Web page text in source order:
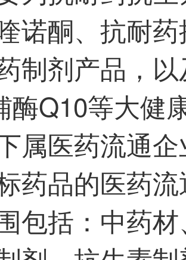
诺酮、抗耐
制剂产品，
酶Q10等大健
属医药流通
药品的医药
包括：中药